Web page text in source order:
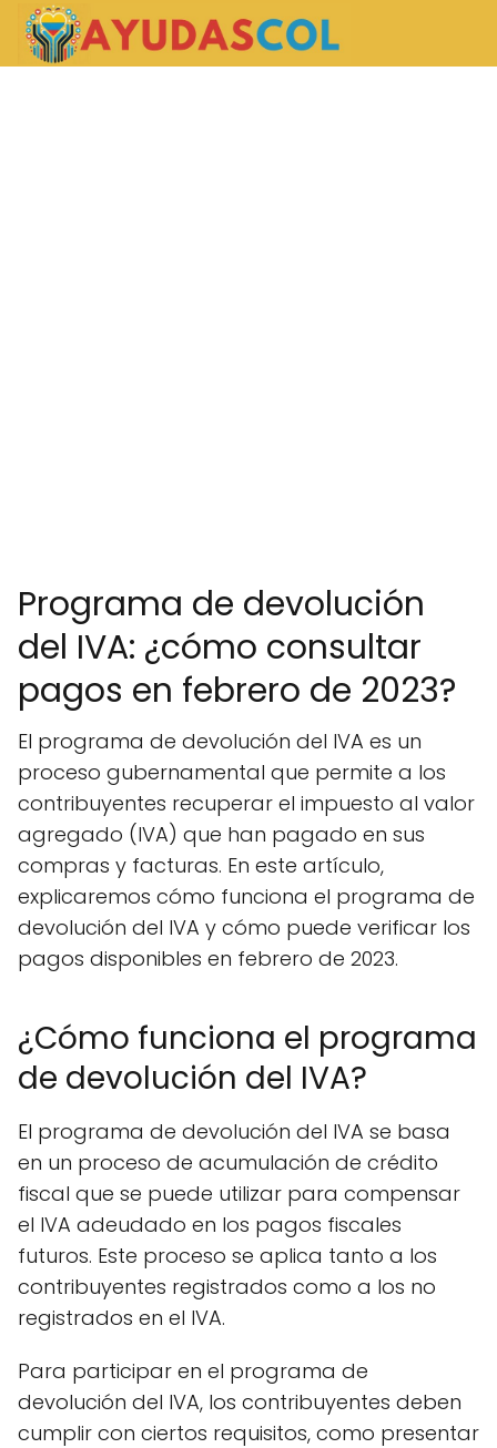
Programa de devolución
del IVA: ¿cómo consultar
pagos en febrero de 2023?
El programa de devolución del IVA es un
proceso gubernamental que permite a los
contribuyentes recuperar el impuesto al valor
agregado (IVA) que han pagado en sus
compras y facturas. En este artículo,
explicaremos cómo funciona el programa de
devolución del IVA y cómo puede verificar los
pagos disponibles en febrero de 2023.
¿Cómo funciona el programa
de devolución del IVA?
El programa de devolución del IVA se basa
en un proceso de acumulación de crédito
fiscal que se puede utilizar para compensar
el IVA adeudado en los pagos fiscales
futuros. Este proceso se aplica tanto a los
contribuyentes registrados como a los no
registrados en el IVA.
Para participar en el programa de
devolución del IVA, los contribuyentes deben
cumplir con ciertos requisitos, como presentar